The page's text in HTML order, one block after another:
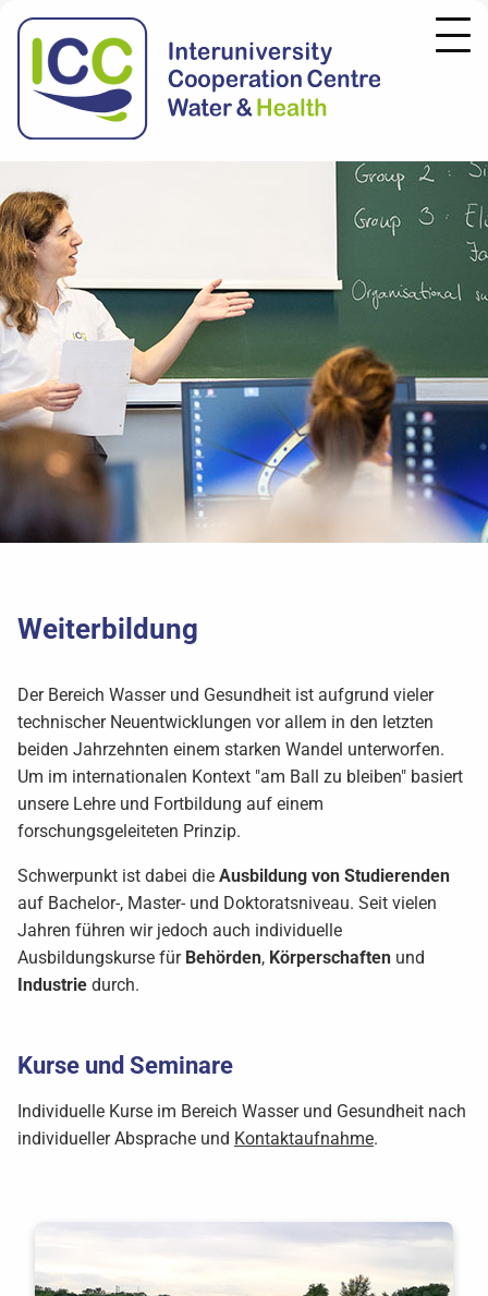
Weiterbildung
Der Bereich Wasser und Gesundheit ist aufgrund vieler
technischer Neuentwicklungen vor allem in den letzten
beiden Jahrzehnten einem starken Wandel unterworfen.
Um im internationalen Kontext "am Ball zu bleiben" basiert
unsere Lehre und Fortbildung auf einem
forschungsgeleiteten Prinzip.
Schwerpunkt ist dabei die Ausbildung von Studierenden
auf Bachelor-, Master- und Doktoratsniveau. Seit vielen
Jahren führen wir jedoch auch individuelle
Ausbildungskurse für Behörden, Körperschaften und
Industrie durch.
Kurse und Seminare
Individuelle Kurse im Bereich Wasser und Gesundheit nach
individueller Absprache und Kontaktaufnahme.